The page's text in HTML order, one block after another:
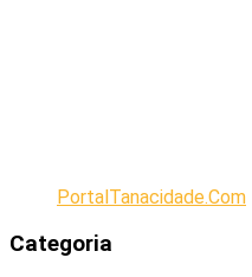
PortalTanacidade.Com
Categoria